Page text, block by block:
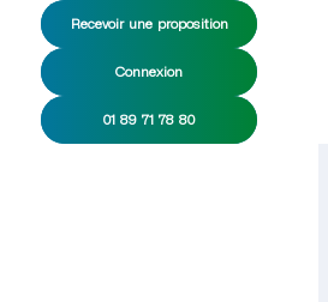
Recevoir une proposition
Connexion
01 89 71 78 80